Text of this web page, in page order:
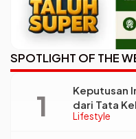
SPOTLIGHT OF THE
Lifestyle
Keputusan
dari Tata
Triyadi: